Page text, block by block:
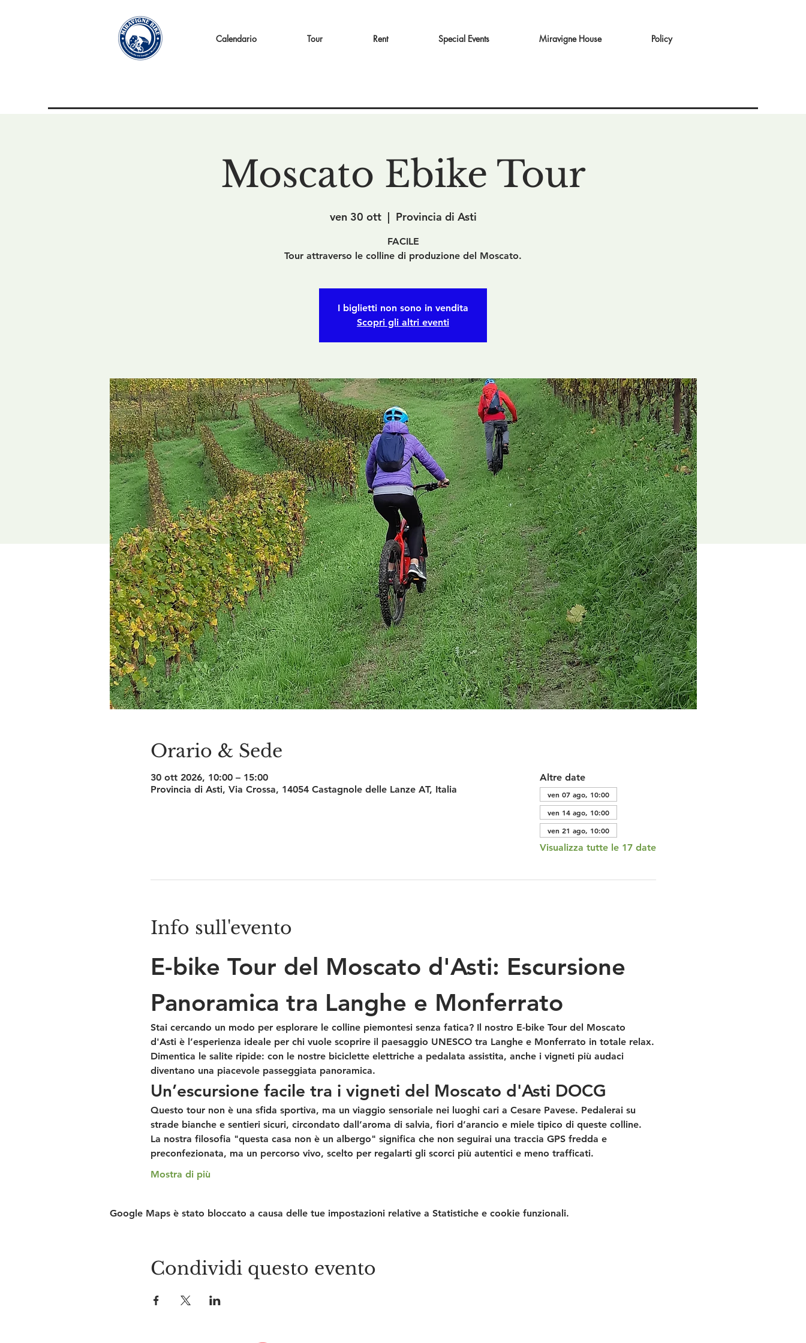
Calendario Tour Rent Special Events Miravigne House Policy
Moscato Ebike Tour
ven 30 ott
  |
Provincia di Asti
FACILE
I biglietti non sono in vendita
Scopri gli altri eventi
Orario & Sede
30 ott 2026, 10:00 – 15:00
Provincia di Asti, Via Crossa, 14054 Castagnole delle Lanze AT, Italia
Altre date
ven 07 ago, 10:00
ven 14 ago, 10:00
ven 21 ago, 10:00
Visualizza tutte le 17 date
Info sull'evento
E-bike Tour del Moscato d'Asti: Escursione
Panoramica tra Langhe e Monferrato
Stai cercando un modo per esplorare le colline piemontesi senza fatica? Il nostro E-bike Tour del Moscato
d'Asti è l’esperienza ideale per chi vuole scoprire il paesaggio UNESCO tra Langhe e Monferrato in totale relax.
Dimentica le salite ripide: con le nostre biciclette elettriche a pedalata assistita, anche i vigneti più audaci
diventano una piacevole passeggiata panoramica.
Un’escursione facile tra i vigneti del Moscato d'Asti DOCG
Questo tour non è una sfida sportiva, ma un viaggio sensoriale nei luoghi cari a Cesare Pavese. Pedalerai su
strade bianche e sentieri sicuri, circondato dall’aroma di salvia, fiori d’arancio e miele tipico di queste colline.
La nostra filosofia "questa casa non è un albergo" significa che non seguirai una traccia GPS fredda e
preconfezionata, ma un percorso vivo, scelto per regalarti gli scorci più autentici e meno trafficati.
Mostra di più
Google Maps è stato bloccato a causa delle tue impostazioni relative a Statistiche e cookie funzionali.
Condividi questo evento